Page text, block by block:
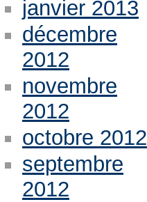
janvier 2013
décembre
2012
novembre
2012
octobre 2012
septembre
2012